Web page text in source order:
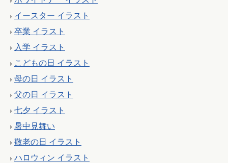
イースター イラスト
卒業 イラスト
入学 イラスト
こどもの日 イラスト
母の日 イラスト
父の日 イラスト
七夕 イラスト
暑中見舞い
敬老の日 イラスト
ハロウィン イラスト